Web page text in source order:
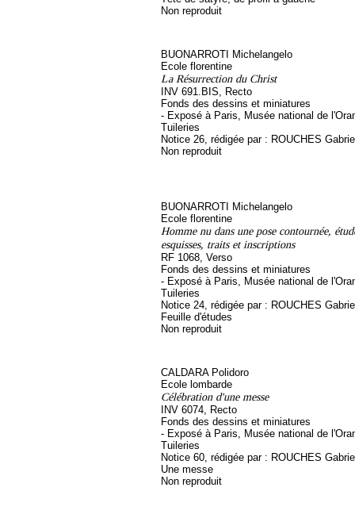
Non reproduit
BUONARROTI Michelangelo
Ecole florentine
La Résurrection du Christ
INV 691.BIS, Recto
Fonds des dessins et miniatures
- Exposé à Paris, Musée national de
Tuileries
Notice 26, rédigée par : ROUCHES
Non reproduit
BUONARROTI Michelangelo
Ecole florentine
Homme nu dans une pose contournée,
esquisses, traits et inscriptions
RF 1068, Verso
Fonds des dessins et miniatures
- Exposé à Paris, Musée national de
Tuileries
Notice 24, rédigée par : ROUCHES
Feuille d'études
Non reproduit
CALDARA Polidoro
Ecole lombarde
Célébration d'une messe
INV 6074, Recto
Fonds des dessins et miniatures
- Exposé à Paris, Musée national de
Tuileries
Notice 60, rédigée par : ROUCHES
Une messe
Non reproduit